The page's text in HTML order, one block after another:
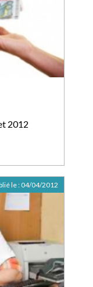
2012
le : 04/04/2012